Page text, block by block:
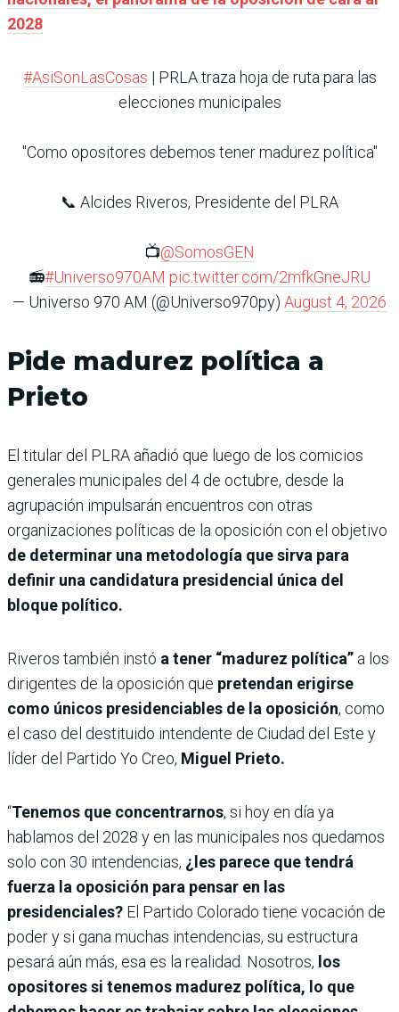
2028
#AsiSonLasCosas | PRLA traza hoja de ruta para las
elecciones municipales
"Como opositores debemos tener madurez política"
📞 Alcides Riveros, Presidente del PLRA
📺@SomosGEN
📻#Universo970AM pic.twitter.com/2mfkGneJRU
— Universo 970 AM (@Universo970py) August 4, 2026
Pide madurez política a
Prieto
El titular del PLRA añadió que luego de los comicios
generales municipales del 4 de octubre, desde la
agrupación impulsarán encuentros con otras
organizaciones políticas de la oposición con el objetivo
de determinar una metodología que sirva para
definir una candidatura presidencial única del
bloque político.
Riveros también instó a tener “madurez política” a los
dirigentes de la oposición que pretendan erigirse
como únicos presidenciables de la oposición, como
el caso del destituido intendente de Ciudad del Este y
líder del Partido Yo Creo, Miguel Prieto.
“Tenemos que concentrarnos, si hoy en día ya
hablamos del 2028 y en las municipales nos quedamos
solo con 30 intendencias, ¿les parece que tendrá
fuerza la oposición para pensar en las
presidenciales? El Partido Colorado tiene vocación de
poder y si gana muchas intendencias, su estructura
pesará aún más, esa es la realidad. Nosotros, los
opositores si tenemos madurez política, lo que